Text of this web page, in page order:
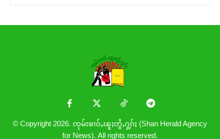
© Copyright 2026. ၸုမ်းၶၢဝ်ႇၽူႈတွႆႇႁွၵ်ႈ (Shan Herald Agency
for News). All rights reserved.